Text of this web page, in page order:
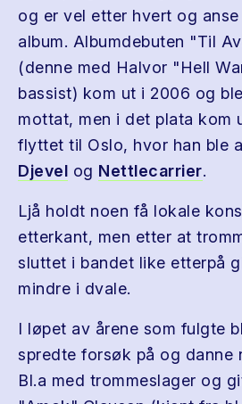
og er vel etter hvert og
album. Albumdebuten "Til
(denne med Halvor "Hell
bassist) kom ut i 2006 og
mottat, men i det plata kom
flyttet til Oslo, hvor han ble
Djevel og Nettlecarrier.
Ljå holdt noen få lokale
etterkant, men etter at
sluttet i bandet like etterpå
mindre i dvale.
I løpet av årene som fulgte
spredte forsøk på og danne
Bl.a med trommeslager og